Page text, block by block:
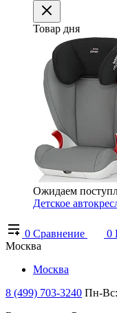
Товар дня
Ожидаем
Детское
0 Сравнение 0
Москва
Москва
8 (499) 703-3240 Пн-Вс: